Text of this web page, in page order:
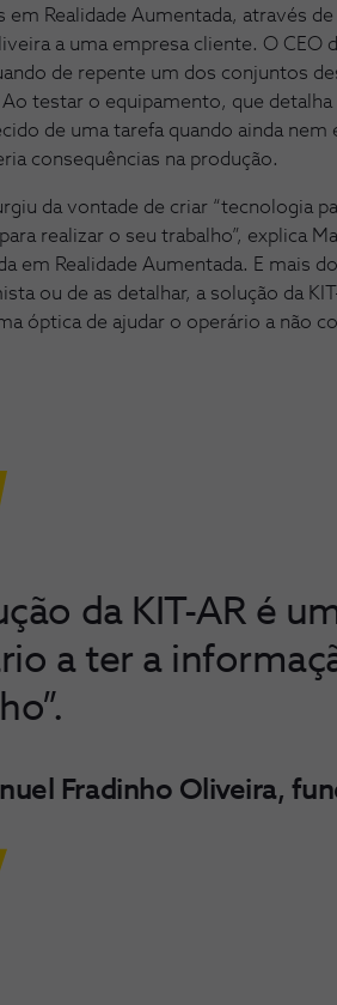
em Realidade Aumentada, através
a uma empresa cliente. O CEO
de repente um dos conjuntos
testar o equipamento, que
de uma tarefa quando ainda
consequências na produção.
da vontade de criar “tecnologia
realizar o seu trabalho”, explica
em Realidade Aumentada. E mais
ou de as detalhar, a solução da
óptica de ajudar o operário a não
da KIT-AR é
a ter a
Fradinho Oliveira,